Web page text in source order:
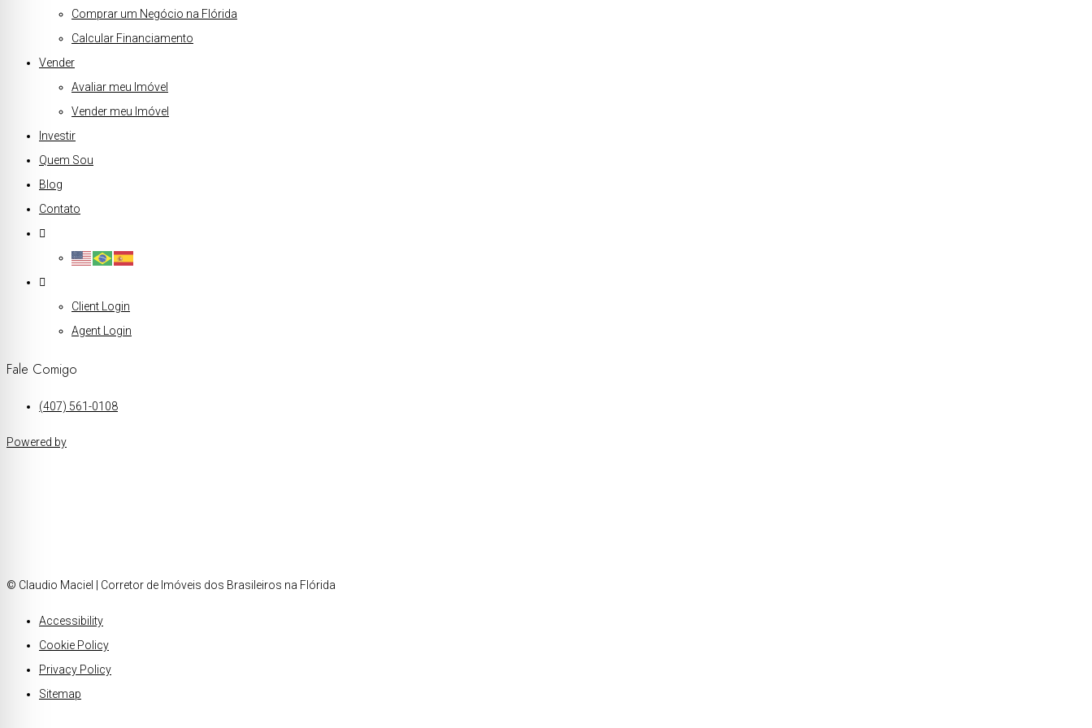
Comprar um Negócio na Flórida
Calcular Financiamento
Vender
Avaliar meu Imóvel
Vender meu Imóvel
Investir
Quem Sou
Blog
Contato
Client Login
Agent Login
Fale Comigo
(407) 561-0108
Powered by
© Claudio Maciel | Corretor de Imóveis dos Brasileiros na Flórida
Accessibility
Cookie Policy
Privacy Policy
Sitemap